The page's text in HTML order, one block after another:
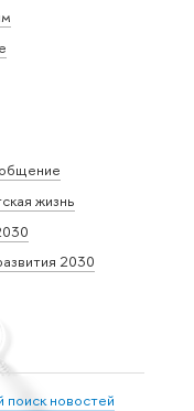
жизнь
2030
поиск новостей